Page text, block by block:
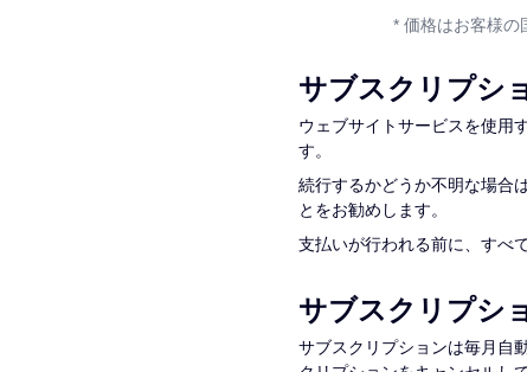
* 価格はお客様の
サブスクリプシ
ウェブサイトサービスを使用
す。
続行するかどうか不明な場合
とをお勧めします。
支払いが行われる前に、すべ
サブスクリプシ
サブスクリプションは毎月自